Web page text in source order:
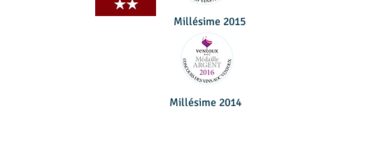
Millésime 2015
Millésime 2014